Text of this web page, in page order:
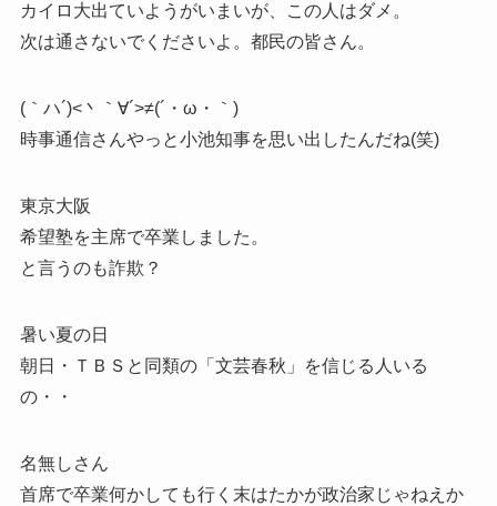
カイロ大出ていようがいまいが、この人はダメ。
次は通さないでくださいよ。都民の皆さん。
(｀ハ´)<丶｀∀´>≠(´・ω・｀)
時事通信さんやっと小池知事を思い出したんだね(笑)
東京大阪
希望塾を主席で卒業しました。
と言うのも詐欺？
暑い夏の日
朝日・ＴＢＳと同類の「文芸春秋」を信じる人いる
の・・
名無しさん
首席で卒業何かしても行く末はたかが政治家じゃねえか